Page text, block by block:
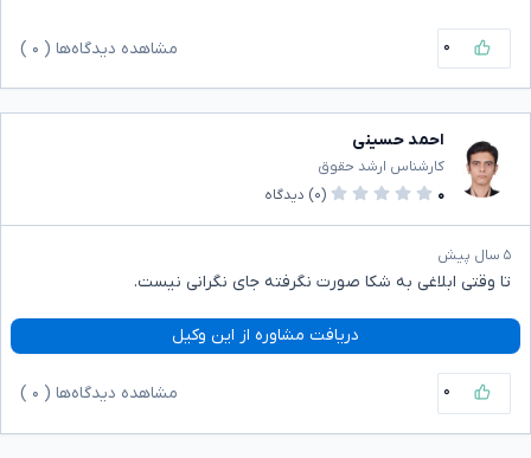
۰ مشاهده دیدگاه‌ها ( ۰
احمد حسینی
کارشناس ارشد حقوق
۰
(۰) دیدگاه
۵ سال پیش
تا وقتی ابلاغی به شکا صورت نگرفته جای نگرانی نیست.
دریافت مشاوره از این وکیل
۰ مشاهده دیدگاه‌ها ( ۰